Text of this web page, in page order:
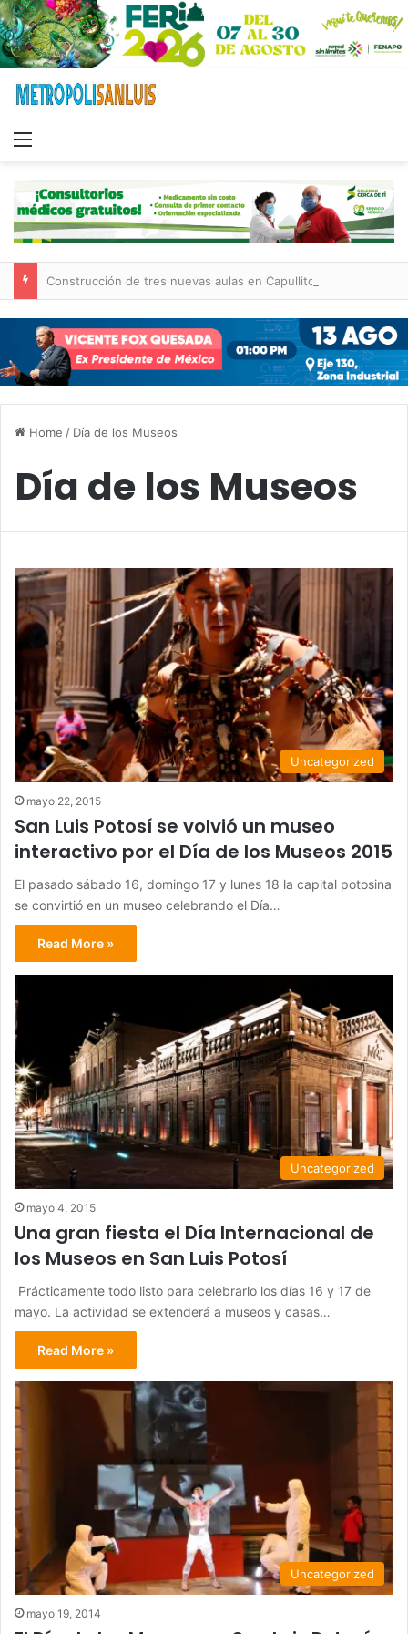
Home / Día de los Museos
Día de los Museos
Uncategorized
mayo 22, 2015
San Luis Potosí se volvió un museo
interactivo por el Día de los Museos 2015
El pasado sábado 16, domingo 17 y lunes 18 la capital potosina
se convirtió en un museo celebrando el Día…
Read More »
Uncategorized
mayo 4, 2015
Una gran fiesta el Día Internacional de
los Museos en San Luis Potosí
Prácticamente todo listo para celebrarlo los días 16 y 17 de
mayo. La actividad se extenderá a museos y casas…
Read More »
Uncategorized
mayo 19, 2014